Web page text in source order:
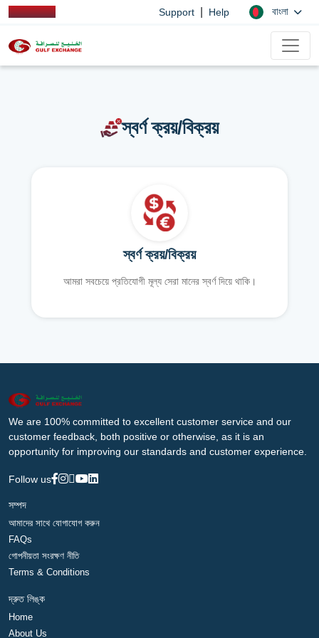
Support Help বাংলা
স্বর্ণ ক্রয়/বিক্রয়
স্বর্ণ ক্রয়/বিক্রয়
আমরা সবচেয়ে প্রতিযোগী মূল্য সেরা মানের স্বর্ণ দিয়ে থাকি।
We are 100% committed to excellent customer service and our
customer feedback, both positive or otherwise, as it is an
opportunity for improving our standards and customer experience.
Follow us
সম্পদ
আমাদের সাথে যোগাযোগ করুন
FAQs
গোপনীয়তা সংরক্ষণ নীতি
Terms & Conditions
দ্রুত লিঙ্ক
Home
About Us